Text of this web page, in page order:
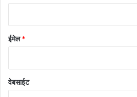
ईमेल*
वेबसाईट